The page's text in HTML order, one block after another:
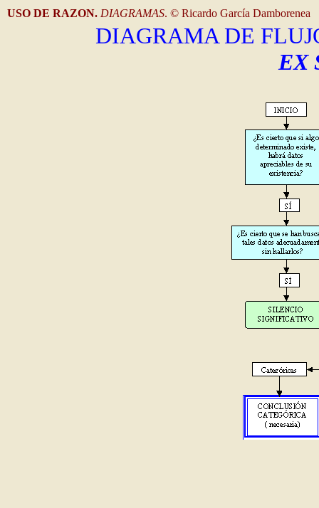
USO DE RAZON. DIAGRAMAS. © Ricardo García Damborenea
DIAGRAMA DE
EX